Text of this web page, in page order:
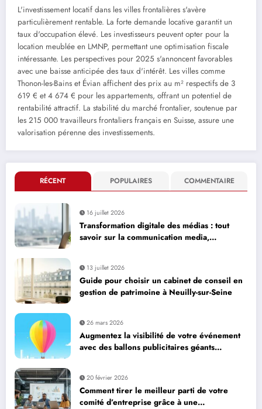
L'investissement locatif dans les villes frontalières s'avère
particulièrement rentable. La forte demande locative garantit un
taux d'occupation élevé. Les investisseurs peuvent opter pour la
location meublée en LMNP, permettant une optimisation fiscale
intéressante. Les perspectives pour 2025 s'annoncent favorables
avec une baisse anticipée des taux d'intérêt. Les villes comme
Thonon-les-Bains et Évian affichent des prix au m² respectifs de 3
619 € et 4 674 € pour les appartements, offrant un potentiel de
rentabilité attractif. La stabilité du marché frontalier, soutenue par
les 215 000 travailleurs frontaliers français en Suisse, assure une
valorisation pérenne des investissements.
RÉCENT POPULAIRES COMMENTAIRE
16 juillet 2026
Transformation digitale des médias : tout
savoir sur la communication media,
13 juillet 2026
Guide pour choisir un cabinet de conseil en
gestion de patrimoine à Neuilly-sur-Seine
26 mars 2026
Augmentez la visibilité de votre événement
avec des ballons publicitaires géants
20 février 2026
Comment tirer le meilleur parti de votre
comité d’entreprise grâce à une